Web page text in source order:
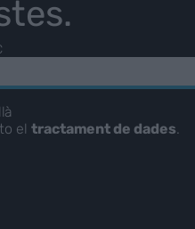
el tractament de dades.